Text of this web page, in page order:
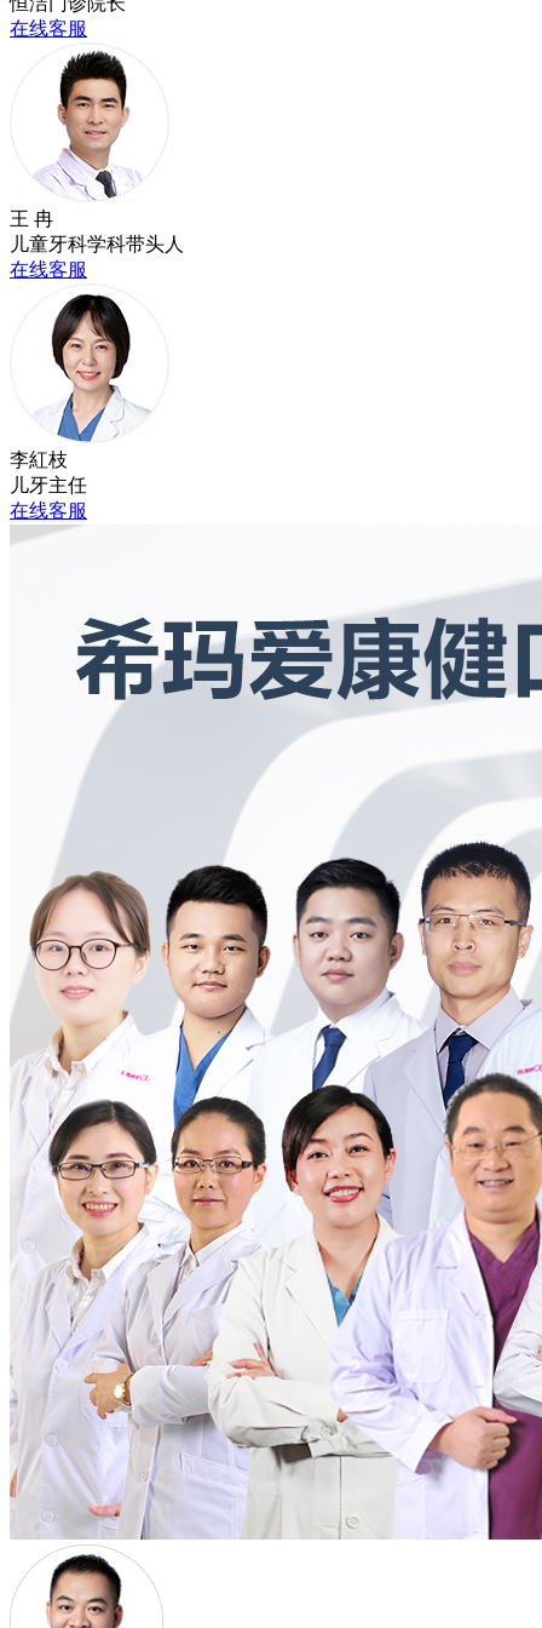
在线客服
王 冉
儿童牙科学科带头人
在线客服
李紅枝
儿牙主任
在线客服